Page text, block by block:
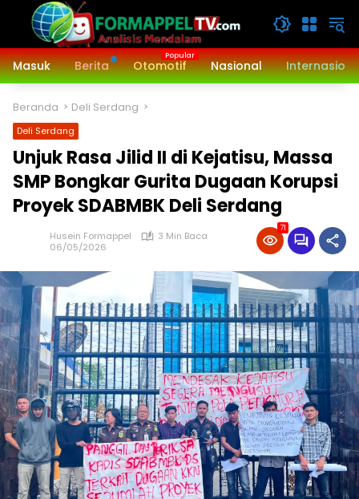
Langsung
konten
Masuk
Berita Otomotif Nasional
Beranda Deli Serdang
Deli Serdang
Unjuk Rasa Jilid II di Kejatisu, Massa
SMP Bongkar Gurita Dugaan Korupsi
Proyek SDABMBK Deli Serdang
Husein Formappel
3 Min Baca
06/05/2026
71